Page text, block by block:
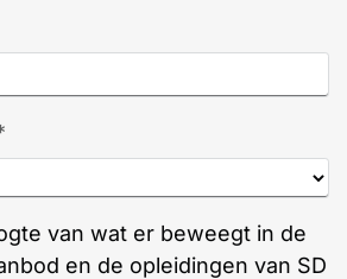
van wat er beweegt in de
en de opleidingen van SD